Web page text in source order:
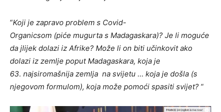
“Koji je zapravo problem s Covid-
Organicsom (piće mugurta s Madagaskara)? Je li moguće
da jlijek dolazi iz Afrike? Može li on biti učinkovit ako
dolazi iz zemlje poput Madagaskara, koja je
63. najsiromašnija zemlja na svijetu … koja je došla (s
njegovom formulom), koja može pomoći spasiti svijet? “